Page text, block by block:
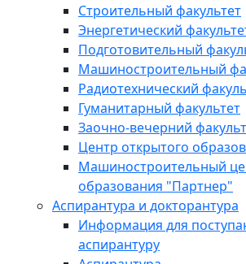
Строительный факультет
Энергетический
Подготовительный
Машиностроительный
Радиотехнический
Гуманитарный факультет
Заочно-вечерний
Центр открытого
Машиностроительный
образования "Партнер"
Аспирантура и докторантура
Информация для
аспирантуру